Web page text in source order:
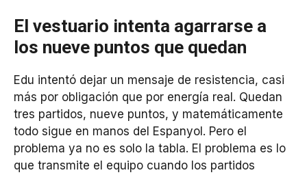
El vestuario intenta agarrarse a
los nueve puntos que quedan
Edu intentó dejar un mensaje de resistencia, casi
más por obligación que por energía real. Quedan
tres partidos, nueve puntos, y matemáticamente
todo sigue en manos del Espanyol. Pero el
problema ya no es solo la tabla. El problema es lo
que transmite el equipo cuando los partidos